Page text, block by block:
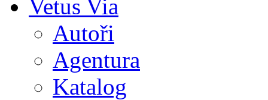
Vetus Via
Autoři
Agentura
Katalog